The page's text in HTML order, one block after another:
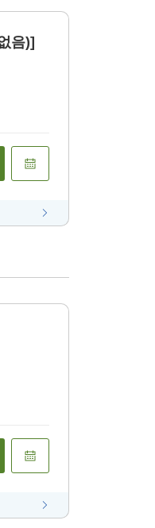
음)]